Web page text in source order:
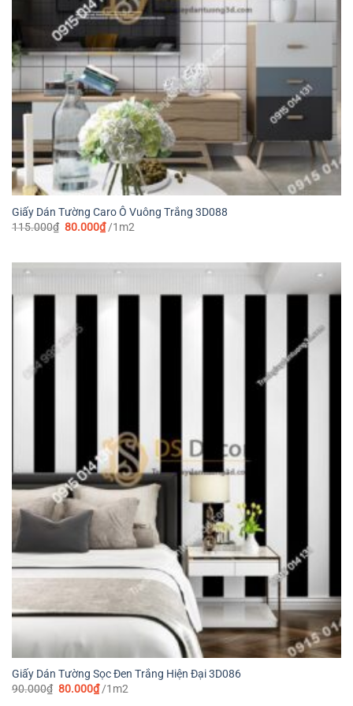
Giấy Dán Tường Caro Ô Vuông Trắng 3D088
115.000₫ Giá
80.000₫Giá
hiện
80.000₫.
/1m2
Giấy Dán Tường Sọc Đen Trắng Hiện Đại 3D086
90.000₫ Giá
80.000₫Giá
hiện
/1m2